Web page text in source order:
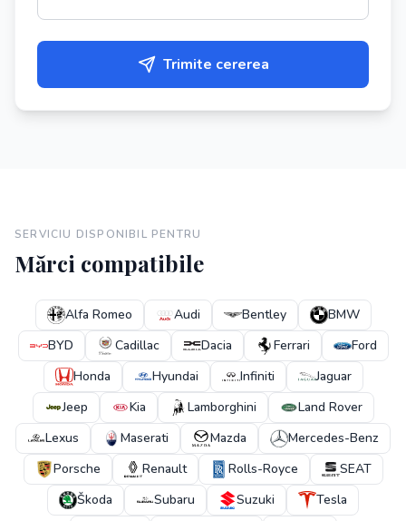
Trimite cererea
SERVICIU DISPONIBIL PENTRU
Mărci compatibile
Alfa Romeo Audi Bentley
BMW
BYD
Cadillac Dacia Ferrari
Ford
Honda
Hyundai Infiniti
Jaguar
Jeep
Kia Lamborghini
Land Rover
Lexus
Maserati Mazda
Mercedes-Benz
Porsche
Renault Rolls-Royce
SEAT
Škoda
Subaru Suzuki
Tesla